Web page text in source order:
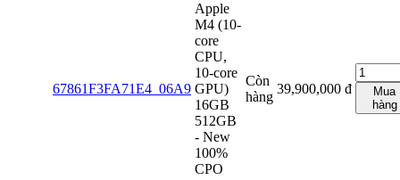
67861F3FA71E4_06A9
Apple
M4 (10-
core
CPU,
10-core
GPU)
16GB
512GB
- New
100%
CPO
Còn
hàng
39,900,000 đ
Mua
hàng